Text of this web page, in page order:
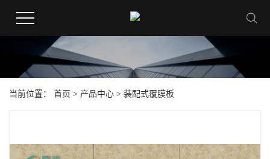
当前位置： 首页 > 产品中心 > 装配式覆膜板